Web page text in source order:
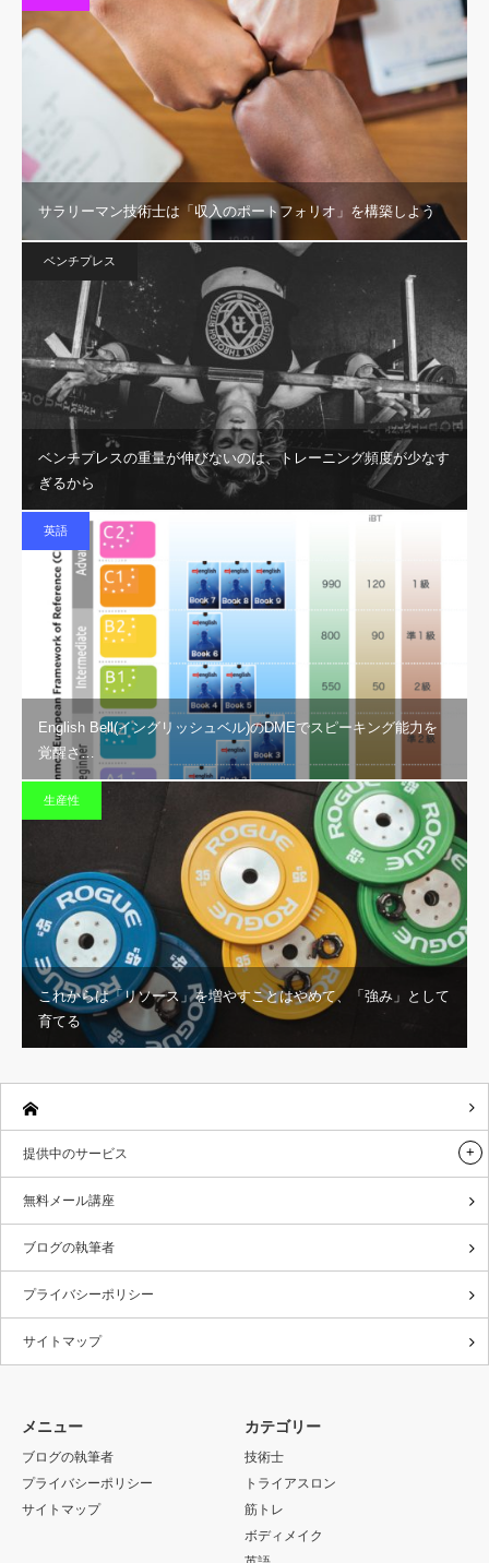
サラリーマン技術士は「収入のポートフォリオ」を構築しよう
ベンチプレス
ベンチプレスの重量が伸びないのは、トレーニング頻度が少なす
ぎるから
英語
English Bell(イングリッシュベル)のDMEでスピーキング能力を
覚醒さ…
生産性
これからは「リソース」を増やすことはやめて、「強み」として
育てる
提供中のサービス
無料メール講座
ブログの執筆者
プライバシーポリシー
サイトマップ
メニュー
ブログの執筆者
プライバシーポリシー
サイトマップ
カテゴリー
技術士
トライアスロン
筋トレ
ボディメイク